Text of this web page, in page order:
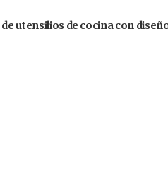
utensilios de cocina con